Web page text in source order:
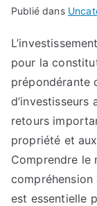
Publié dans
pour la
prépondérante
retours
propriété et
Comprendre le
est essentielle